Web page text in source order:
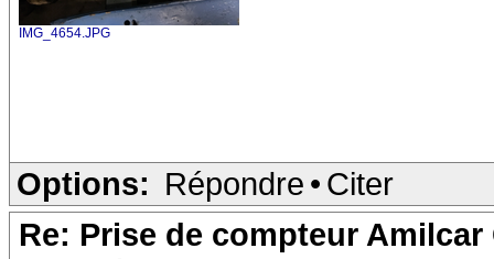
IMG_4654.JPG
Options: Répondre • Citer
Re: Prise de compteur Amilcar